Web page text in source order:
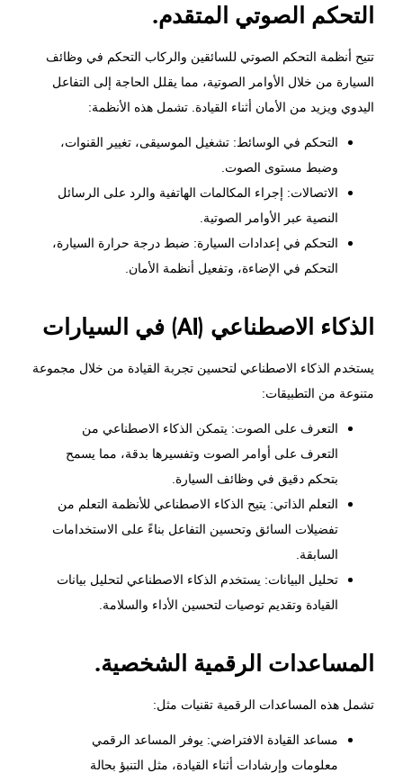
التحكم الصوتي المتقدم.
تتيح أنظمة التحكم الصوتي للسائقين والركاب التحكم في وظائف
السيارة من خلال الأوامر الصوتية، مما يقلل الحاجة إلى التفاعل
اليدوي ويزيد من الأمان أثناء القيادة. تشمل هذه الأنظمة:
التحكم في الوسائط: تشغيل الموسيقى، تغيير القنوات،
وضبط مستوى الصوت.
الاتصالات: إجراء المكالمات الهاتفية والرد على الرسائل
النصية عبر الأوامر الصوتية.
التحكم في إعدادات السيارة: ضبط درجة حرارة السيارة،
التحكم في الإضاءة، وتفعيل أنظمة الأمان.
الذكاء الاصطناعي (AI) في السيارات
يستخدم الذكاء الاصطناعي لتحسين تجربة القيادة من خلال مجموعة
متنوعة من التطبيقات:
التعرف على الصوت: يتمكن الذكاء الاصطناعي من
التعرف على أوامر الصوت وتفسيرها بدقة، مما يسمح
بتحكم دقيق في وظائف السيارة.
التعلم الذاتي: يتيح الذكاء الاصطناعي للأنظمة التعلم من
تفضيلات السائق وتحسين التفاعل بناءً على الاستخدامات
السابقة.
تحليل البيانات: يستخدم الذكاء الاصطناعي لتحليل بيانات
القيادة وتقديم توصيات لتحسين الأداء والسلامة.
المساعدات الرقمية الشخصية.
تشمل هذه المساعدات الرقمية تقنيات مثل:
مساعد القيادة الافتراضي: يوفر المساعد الرقمي
معلومات وإرشادات أثناء القيادة، مثل التنبؤ بحالة